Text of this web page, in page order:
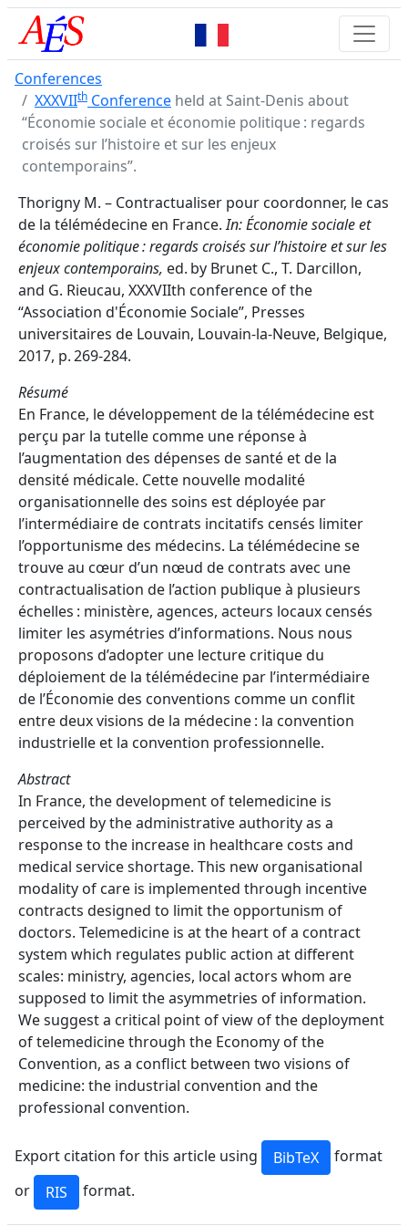
Conferences
XXXVIIth Conference held at Saint-Denis about
“Économie sociale et économie politique : regards
croisés sur l’histoire et sur les enjeux
contemporains”.
Thorigny M. – Contractualiser pour coordonner, le cas
de la télémédecine en France.In: Économie sociale et
économie politique : regards croisés sur l’histoire et sur les
enjeux contemporains, ed. by Brunet C., T. Darcillon,
and G. Rieucau, XXXVIIth conference of the
“Association d'Économie Sociale”, Presses
universitaires de Louvain, Louvain-la-Neuve, Belgique,
2017, p. 269-284.
Résumé
En France, le développement de la télémédecine est
perçu par la tutelle comme une réponse à
l’augmentation des dépenses de santé et de la
densité médicale. Cette nouvelle modalité
organisationnelle des soins est déployée par
l’intermédiaire de contrats incitatifs censés limiter
l’opportunisme des médecins. La télémédecine se
trouve au cœur d’un nœud de contrats avec une
contractualisation de l’action publique à plusieurs
échelles : ministère, agences, acteurs locaux censés
limiter les asymétries d’informations. Nous nous
proposons d’adopter une lecture critique du
déploiement de la télémédecine par l’intermédiaire
de l’Économie des conventions comme un conflit
entre deux visions de la médecine : la convention
industrielle et la convention professionnelle.
Abstract
In France, the development of telemedicine is
perceived by the administrative authority as a
response to the increase in healthcare costs and
medical service shortage. This new organisational
modality of care is implemented through incentive
contracts designed to limit the opportunism of
doctors. Telemedicine is at the heart of a contract
system which regulates public action at different
scales: ministry, agencies, local actors whom are
supposed to limit the asymmetries of information.
We suggest a critical point of view of the deployment
of telemedicine through the Economy of the
Convention, as a conflict between two visions of
medicine: the industrial convention and the
professional convention.
Export citation for this article using
format
or
format.